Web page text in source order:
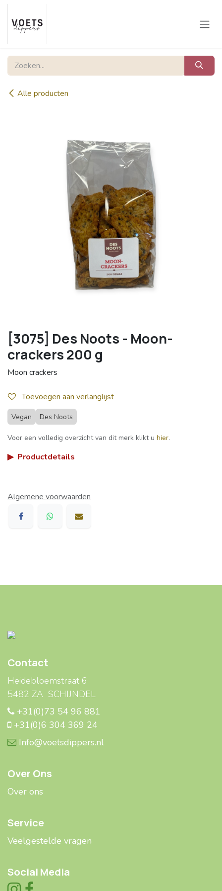
Overslaan naar inhoud
Alle producten
[3075] Des Noots - Moon-
crackers 200 g
Moon crackers
Toevoegen aan verlanglijst
Vegan Des Noots
Voor een volledig overzicht van dit merk klikt u hier.
▶ Productdetails
Algemene voorwaarden
Contact
Heidebloemstraat 6
5482 ZA SCHIJNDEL
+31(0)73 54 96 881
+31(0)6 304 369 24
Info@voetsdippers.nl
Over Ons
Over ons
Service
Veelgestelde ​​vragen
Social Media